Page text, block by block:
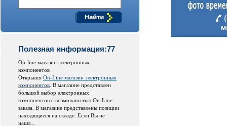
Полезная информация:77
On-line магазин электронных
компонентов
Открылся On-Line магазин электронных
компонентов . В магазине представлен
большой выбор электронных
компонентов с возможностью On-Line
заказа. В магазине представлены позиции
находящиеся на складе. Если Вы не
нашл...